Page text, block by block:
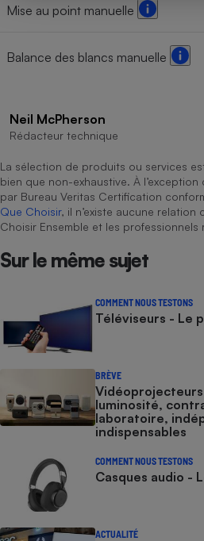
Mise au point manuelle
Balance des blancs manuelle
Neil McPherson
Rédacteur technique
La sélection de produits ou services
bien que non-exhaustive. À
par Bureau Veritas Certification
Que Choisir, il n’existe aucune
Choisir Ensemble et les professionnels
Sur le même sujet
COMMENT NOUS TESTONS
Téléviseurs - Le
BRÈVE
Vidéoprojecteurs
luminosité,
laboratoire,
indispensables
COMMENT NOUS TESTONS
Casques audio -
ACTUALITÉ